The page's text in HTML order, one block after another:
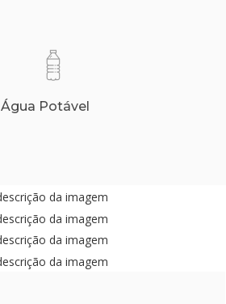
Água Potável